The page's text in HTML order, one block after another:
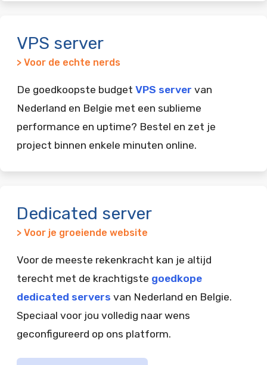
VPS server
> Voor de echte nerds
De goedkoopste budget VPS server van
Nederland en Belgie met een sublieme
performance en uptime? Bestel en zet je
project binnen enkele minuten online.
Dedicated server
> Voor je groeiende website
Voor de meeste rekenkracht kan je altijd
terecht met de krachtigste goedkope
dedicated servers van Nederland en Belgie.
Speciaal voor jou volledig naar wens
geconfigureerd op ons platform.